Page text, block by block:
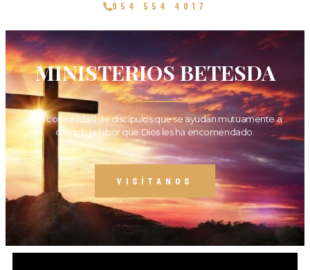
954 554 4017
MINISTERIOS BETESDA
Una comunidad de discípulos que se ayudan mutuamente a
cumplir la labor que Dios les ha encomendado.
VISÍTANOS